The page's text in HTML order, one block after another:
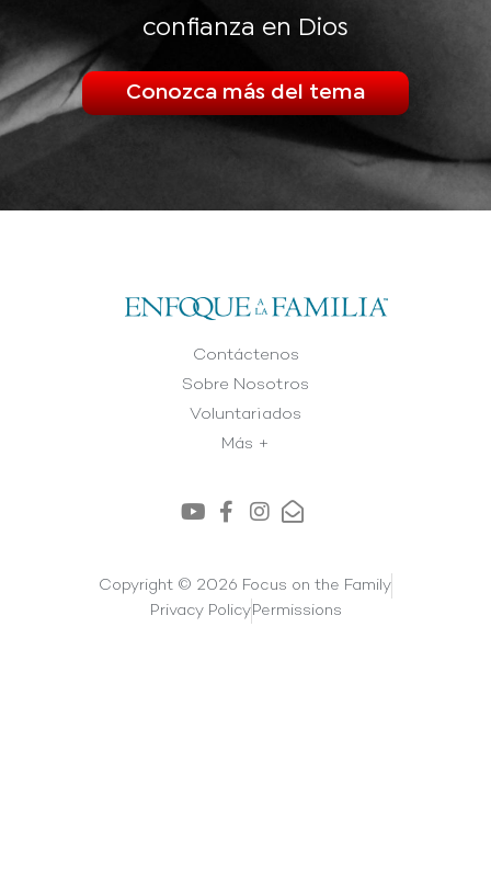
confianza en Dios
Conozca más del tema
Contáctenos
Sobre Nosotros
Voluntariados
Más +
Copyright © 2026 Focus on the Family
Privacy PolicyPermissions